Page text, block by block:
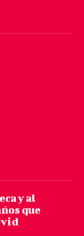
y al
que